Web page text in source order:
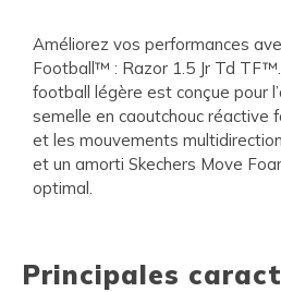
Améliorez vos performances
Football™ : Razor 1.5 Jr Td
football légère est conçue pour
semelle en caoutchouc réactive
et les mouvements
et un amorti Skechers Move
optimal.
Principales